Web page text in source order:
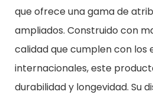
que ofrece una gama de
ampliados. Construido con
calidad que cumplen con los
internacionales, este
durabilidad y longevidad. Su